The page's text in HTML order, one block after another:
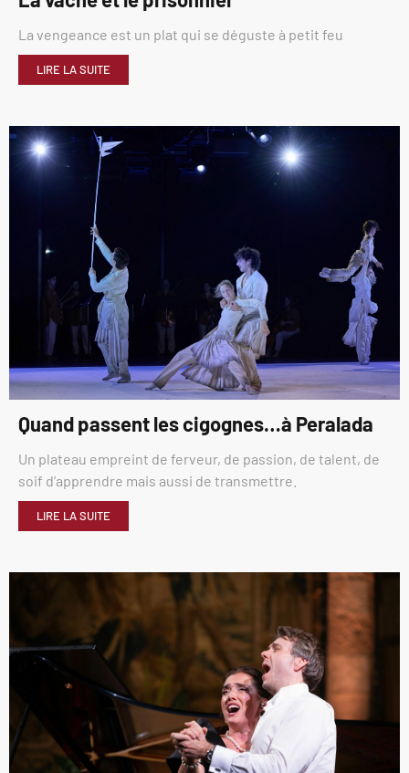
La vengeance est un plat qui se déguste à petit feu
LIRE LA SUITE
Quand passent les cigognes…à Peralada
Un plateau empreint de ferveur, de passion, de talent, de
soif d’apprendre mais aussi de transmettre.
LIRE LA SUITE